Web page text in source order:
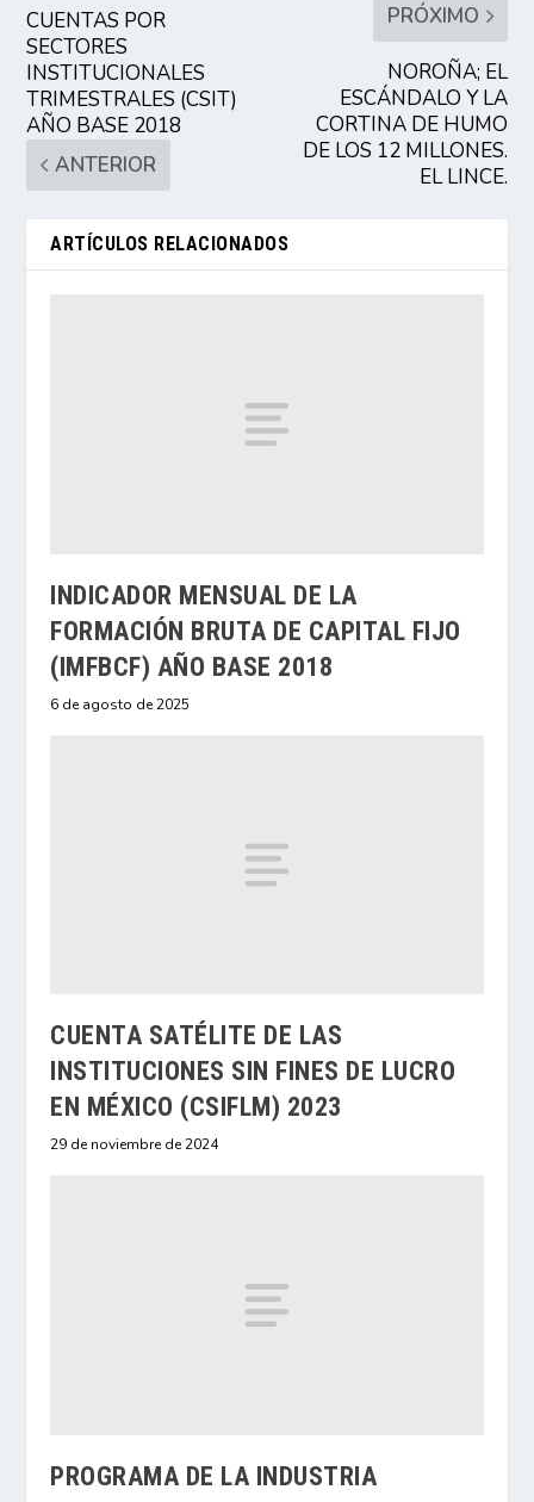
CUENTAS POR
SECTORES
INSTITUCIONALES
TRIMESTRALES (CSIT)
AÑO BASE 2018
ANTERIOR
PRÓXIMO
NOROÑA; EL
ESCÁNDALO Y LA
CORTINA DE HUMO
DE LOS 12 MILLONES.
EL LINCE.
ARTÍCULOS RELACIONADOS
INDICADOR MENSUAL DE LA
FORMACIÓN BRUTA DE CAPITAL FIJO
(IMFBCF) AÑO BASE 2018
6 de agosto de 2025
CUENTA SATÉLITE DE LAS
INSTITUCIONES SIN FINES DE LUCRO
EN MÉXICO (CSIFLM) 2023
29 de noviembre de 2024
PROGRAMA DE LA INDUSTRIA